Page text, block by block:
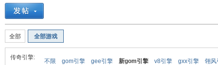
»
全部 全部游戏
传奇引擎:
不限 gom引擎 gee引擎 新gom引擎 v8引擎 gxx引擎 翎风